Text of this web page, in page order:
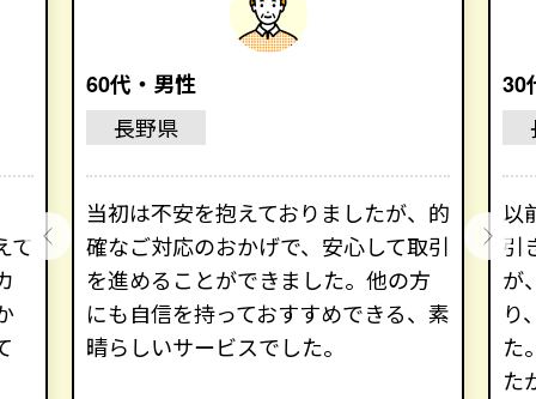
て
60代・男性
長野県
当初は不安を抱えておりましたが、的
確なご対応のおかげで、安心して取引
を進めることができました。他の方
にも自信を持っておすすめできる、素
晴らしいサービスでした。
30
以
引
が
り
た
た